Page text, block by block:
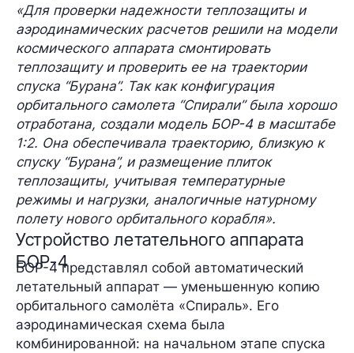
«Для проверки надежности теплозащиты и
аэродинамических расчетов решили на модели
космического аппарата смонтировать
теплозащиту и проверить ее на траектории
спуска “Бурана”. Так как конфигурация
орбитального самолета “Спирали” была хорошо
отработана, создали модель БОР-4 в масштабе
1:2. Она обеспечивала траекторию, близкую к
спуску “Бурана”, и размещение плиток
теплозащиты, учитывая температурные
режимы и нагрузки, аналогичные натурному
полету нового орбитального корабля».
Устройство летательного аппарата
БОР-4
БОР-4 представлял собой автоматический
летательный аппарат — уменьшенную копию
орбитального самолёта «Спираль». Его
аэродинамическая схема была
комбинированной: на начальном этапе спуска